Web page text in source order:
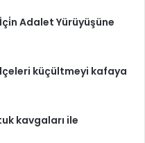
Adalet Yürüyüşüne
küçültmeyi kafaya
kavgaları ile